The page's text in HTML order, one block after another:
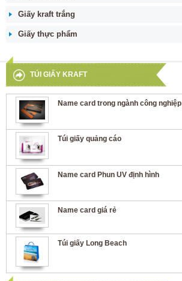
Giấy kraft trắng
Giấy thực phẩm
TÚI GIẤY KRAFT
Name card trong ngành công nghiệp
Túi giấy quảng cáo
Name card Phun UV định hình
Name card giá rẻ
Túi giấy Long Beach